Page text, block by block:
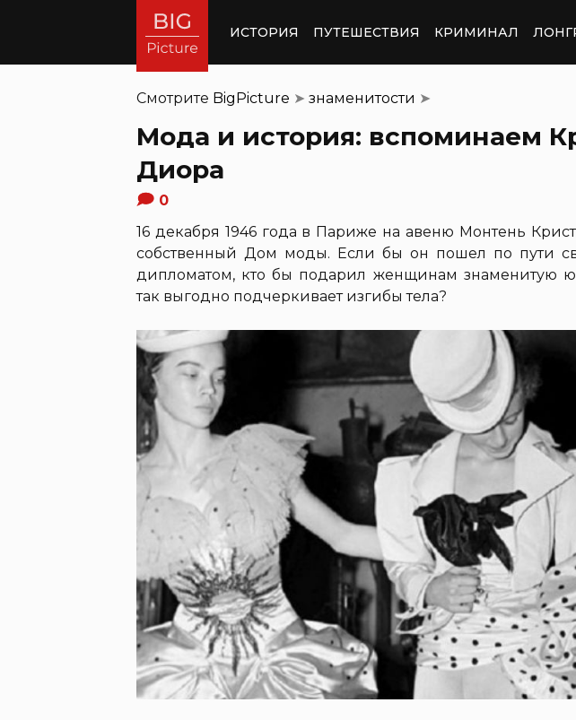
ИСТОРИЯ ПУТЕШЕСТВИЯ КРИМИНАЛ
Смотрите BigPicture ➤ знаменитости ➤
Мода и история: вспоминаем
Диора
0
16 декабря 1946 года в Париже на авеню Монтень
собственный Дом моды. Если бы он пошел по пути
дипломатом, кто бы подарил женщинам знаменитую
так выгодно подчеркивает изгибы тела?